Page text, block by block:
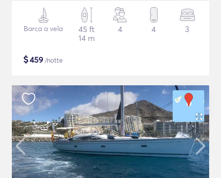
Barca a vela
45 ft
14 m
4 4 3
$459 /notte